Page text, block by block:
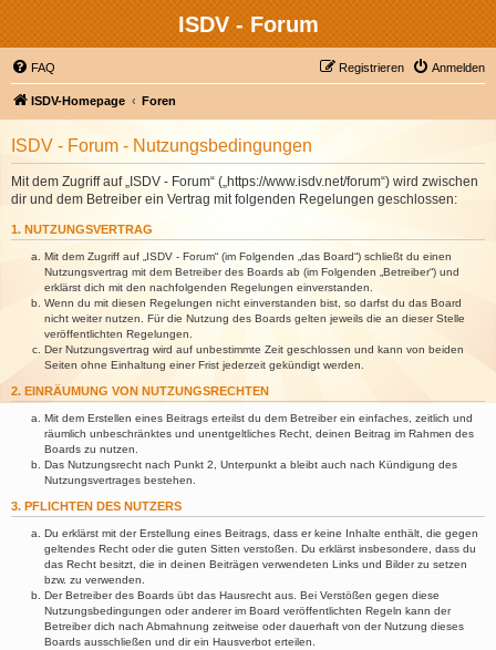
ISDV - Forum
FAQ Anmelden
Registrieren
ISDV-Homepage Foren
ISDV - Forum - Nutzungsbedingungen
Mit dem Zugriff auf „ISDV - Forum“ („https://www.isdv.net/forum“) wird zwischen
dir und dem Betreiber ein Vertrag mit folgenden Regelungen geschlossen:
1. NUTZUNGSVERTRAG
Mit dem Zugriff auf „ISDV - Forum“ (im Folgenden „das Board“) schließt du einen
Nutzungsvertrag mit dem Betreiber des Boards ab (im Folgenden „Betreiber“) und
erklärst dich mit den nachfolgenden Regelungen einverstanden.
Wenn du mit diesen Regelungen nicht einverstanden bist, so darfst du das Board
nicht weiter nutzen. Für die Nutzung des Boards gelten jeweils die an dieser Stelle
veröffentlichten Regelungen.
Der Nutzungsvertrag wird auf unbestimmte Zeit geschlossen und kann von beiden
Seiten ohne Einhaltung einer Frist jederzeit gekündigt werden.
2. EINRÄUMUNG VON NUTZUNGSRECHTEN
Mit dem Erstellen eines Beitrags erteilst du dem Betreiber ein einfaches, zeitlich und
räumlich unbeschränktes und unentgeltliches Recht, deinen Beitrag im Rahmen des
Boards zu nutzen.
Das Nutzungsrecht nach Punkt 2, Unterpunkt a bleibt auch nach Kündigung des
Nutzungsvertrages bestehen.
3. PFLICHTEN DES NUTZERS
Du erklärst mit der Erstellung eines Beitrags, dass er keine Inhalte enthält, die gegen
geltendes Recht oder die guten Sitten verstoßen. Du erklärst insbesondere, dass du
das Recht besitzt, die in deinen Beiträgen verwendeten Links und Bilder zu setzen
bzw. zu verwenden.
Der Betreiber des Boards übt das Hausrecht aus. Bei Verstößen gegen diese
Nutzungsbedingungen oder anderer im Board veröffentlichten Regeln kann der
Betreiber dich nach Abmahnung zeitweise oder dauerhaft von der Nutzung dieses
Boards ausschließen und dir ein Hausverbot erteilen.